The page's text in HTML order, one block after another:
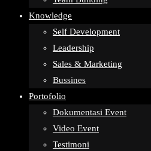
Knowledge
Self Development
Leadership
Sales & Marketing
Bussines
Portofolio
Dokumentasi Event
Video Event
Testimoni